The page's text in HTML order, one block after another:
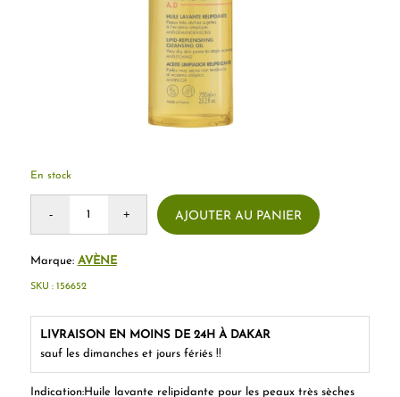
Indication:Huile lavante relipidante pour les peaux très sèches
En stock
AJOUTER AU PANIER
Marque: AVÈNE
LIVRAISON EN MOINS DE 24H À DAKAR
sauf les dimanches et jours fériés !!
SKU : 156652